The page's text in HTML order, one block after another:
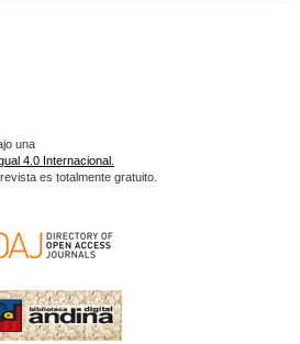
una
4.0 Internacional.
es totalmente gratuito.